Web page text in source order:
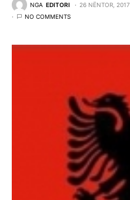
NGA EDITORI 26 NËNTOR, 2017
NO COMMENTS